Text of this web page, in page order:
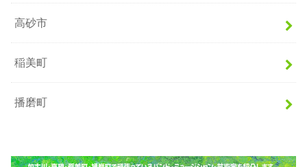
高砂市
稲美町
播磨町